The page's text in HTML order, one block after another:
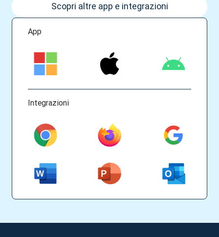
App
Integrazioni
Scopri altre app e integrazioni